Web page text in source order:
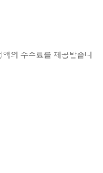
의 수수료를 제공받습니